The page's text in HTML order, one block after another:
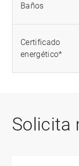
Baños
Certificado
energético*
Solicita